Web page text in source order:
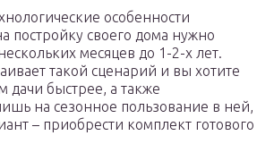
особенности
постройку своего дома нужно
месяцев до 1-2-х лет.
такой сценарий и вы хотите
дачи быстрее, а также
на сезонное пользование в ней,
– приобрести комплект готового